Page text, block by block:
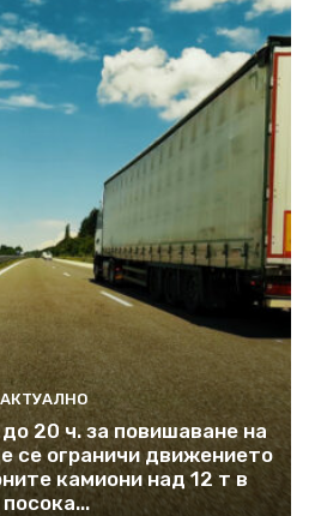
АКТУАЛНО
20 ч. за повишаване на
се ограничи движението
камиони над 12 т в
посока...